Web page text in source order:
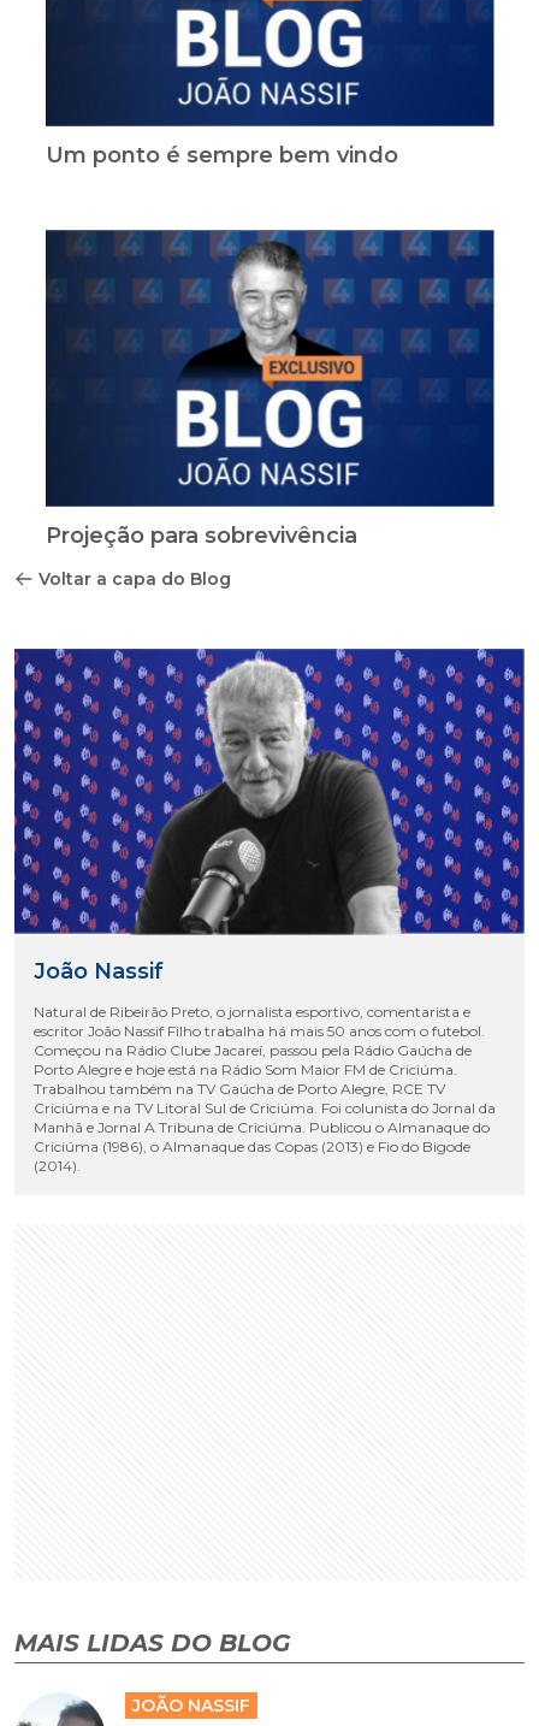
Um ponto é sempre bem vindo
Projeção para sobrevivência
Voltar a capa do Blog
João Nassif
Natural de Ribeirão Preto, o jornalista esportivo, comentarista e
escritor João Nassif Filho trabalha há mais 50 anos com o futebol.
Começou na Rádio Clube Jacareí, passou pela Rádio Gaúcha de
Porto Alegre e hoje está na Rádio Som Maior FM de Criciúma.
Trabalhou também na TV Gaúcha de Porto Alegre, RCE TV
Criciúma e na TV Litoral Sul de Criciúma. Foi colunista do Jornal da
Manhã e Jornal A Tribuna de Criciúma. Publicou o Almanaque do
Criciúma (1986), o Almanaque das Copas (2013) e Fio do Bigode
(2014).
MAIS LIDAS DO BLOG
JOÃO NASSIF